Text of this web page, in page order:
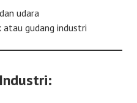
udara
atau gudang industri